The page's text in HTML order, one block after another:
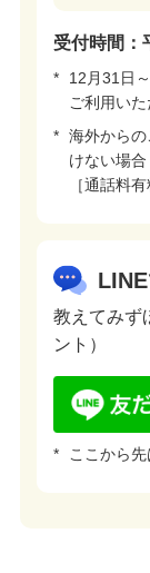
受付時間：
*
12月31日
ご利用いた
* 海外から
けない場合
［通話料
教えてみず
ント）
* ここから